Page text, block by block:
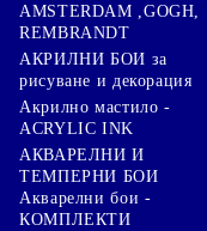
AMSTERDAM ,GOGH,
REMBRANDT
АКРИЛНИ БОИ за
рисуване и декорация
Акрилно мастило -
ACRYLIC INK
АКВАРЕЛНИ И
ТЕМПЕРНИ БОИ
Акварелни бои -
КОМПЛЕКТИ